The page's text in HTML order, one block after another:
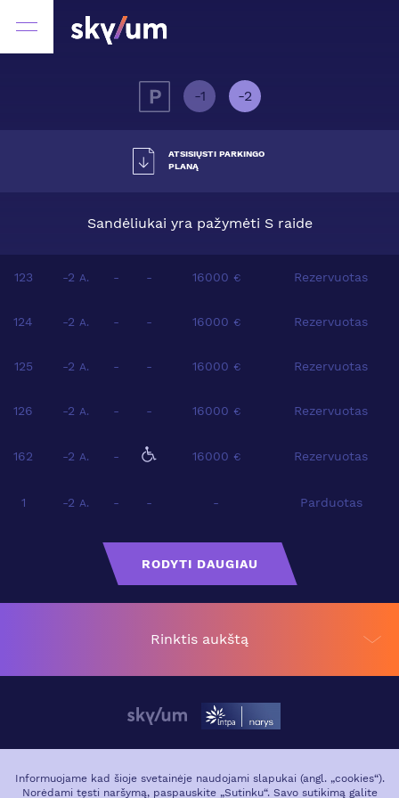
-1 -2
ATSISIŲSTI PARKINGO
PLANĄ
Sandėliukai yra pažymėti S raide
123 -2 A. - - 16000 € Rezervuotas
124 -2 A. - - 16000 € Rezervuotas
125 -2 A. - - 16000 € Rezervuotas
126 -2 A. - - 16000 € Rezervuotas
162 -2 A. - 16000 € Rezervuotas
1 -2 A. - - - Parduotas
RODYTI DAUGIAU
Rinktis aukštą
VIETA MIESTE
GALERIJA
Informuojame kad šioje svetainėje naudojami slapukai (angl. „cookies“).
Norėdami tęsti naršymą, paspauskite „Sutinku“. Savo sutikimą galite